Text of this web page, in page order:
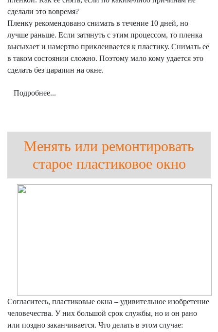
сделали это вовремя?
Пленку рекомендовано снимать в течение 10 дней, но
лучше раньше. Если затянуть с этим процессом, то пленка
высыхает и намертво приклеивается к пластику. Снимать ее
в таком состоянии сложно. Поэтому мало кому удается это
сделать без царапин на окне.
Подробнее...
Менять или ремонтировать
старое пластиковое окно
Согласитесь, пластиковые окна – удивительное изобретение
человечества. У них большой срок службы, но и он рано
или поздно заканчивается. Что делать в этом случае: